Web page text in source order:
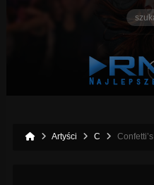
Artyści C Confetti’s